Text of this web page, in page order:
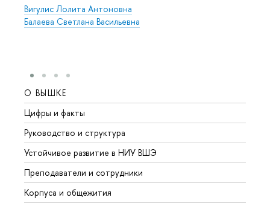
Вигулис Лолита Антоновна
Балаева Светлана Васильевна
О ВЫШКЕ
Цифры и факты
Руководство и структура
Устойчивое развитие в НИУ ВШЭ
Преподаватели и сотрудники
Корпуса и общежития